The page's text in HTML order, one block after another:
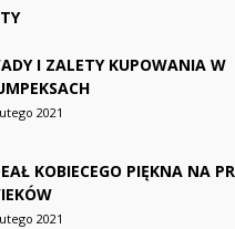
I ZALETY KUPOWANIA W
2021
KOBIECEGO PIĘKNA NA
2021